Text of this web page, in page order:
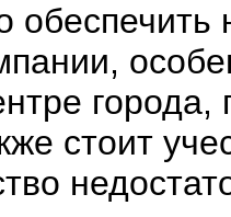
обеспечить
города,
стоит